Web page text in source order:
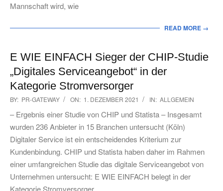
Mannschaft wird, wie
READ MORE →
E WIE EINFACH Sieger der CHIP-Studie
„Digitales Serviceangebot“ in der
Kategorie Stromversorger
2021-
12-
01
BY: PR-GATEWAY ON: 1. DEZEMBER 2021 IN: ALLGEMEIN
– Ergebnis einer Studie von CHIP und Statista – Insgesamt
wurden 236 Anbieter in 15 Branchen untersucht (Köln)
Digitaler Service ist ein entscheidendes Kriterium zur
Kundenbindung. CHIP und Statista haben daher im Rahmen
einer umfangreichen Studie das digitale Serviceangebot von
Unternehmen untersucht: E WIE EINFACH belegt in der
Kategorie Stromversorger